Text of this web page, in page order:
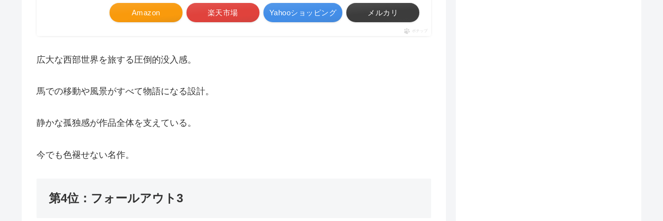
Amazon 楽天市場 Yahooショッピング メルカリ
ポチップ
広大な西部世界を旅する圧倒的没入感。
馬での移動や風景がすべて物語になる設計。
静かな孤独感が作品全体を支えている。
今でも色褪せない名作。
第4位：フォールアウト3